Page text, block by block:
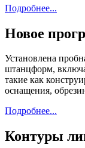
Подробнее...
Новое
Установлена
штанцформ,
такие как
оснащения,
Подробнее...
Контуры